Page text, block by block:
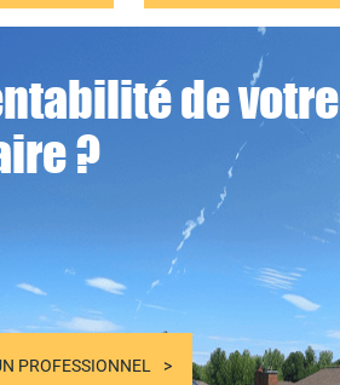
de votre
?
PROFESSIONNEL